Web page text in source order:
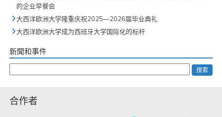
的企业早餐会
大西洋欧洲大学隆重庆祝2025—2026届毕业典礼
大西洋欧洲大学成为西班牙大学国际化的标杆
新聞和事件
搜索
合作者